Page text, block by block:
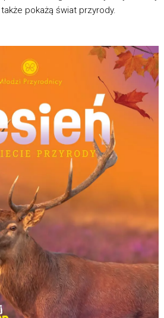
pokażą świat przyrody.